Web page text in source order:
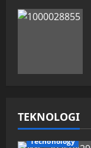
TEKNOLOGI
Techonology